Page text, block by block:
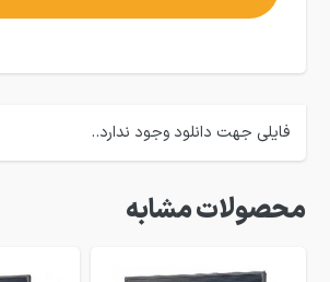
فایلی جهت دانلود وجود ندارد..
محصولات مشابه